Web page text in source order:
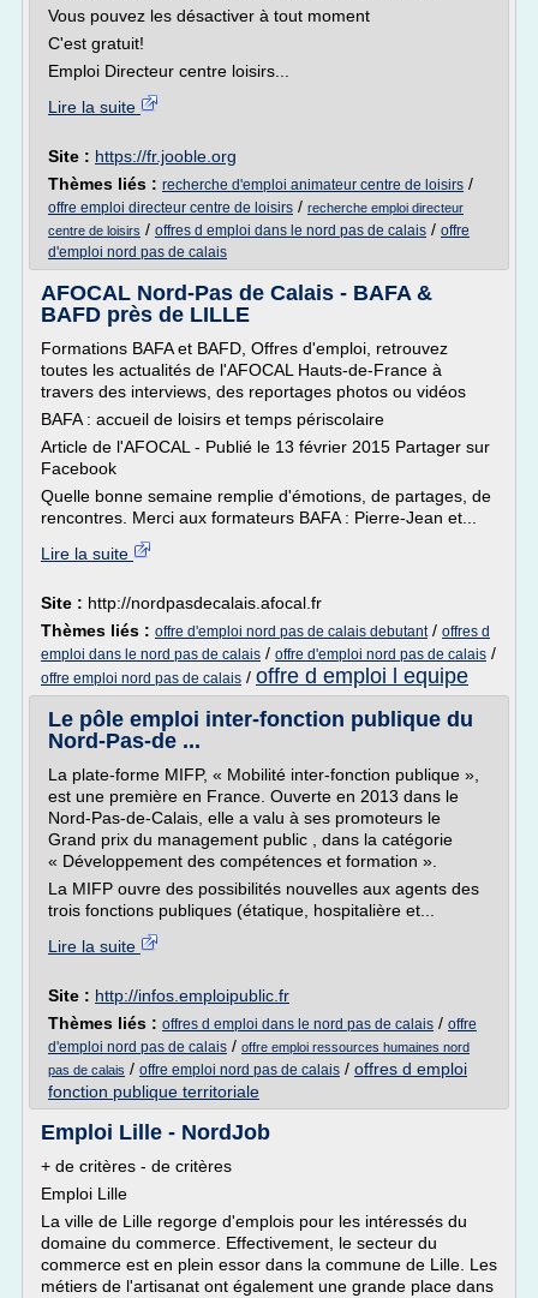
Vous pouvez les désactiver à tout moment
C'est gratuit!
Emploi Directeur centre loisirs...
Lire la suite
Site : https://fr.jooble.org
Thèmes liés : recherche d'emploi animateur centre de loisirs /
offre emploi directeur centre de loisirs / recherche emploi directeur
centre de loisirs / offres d emploi dans le nord pas de calais / offre
d'emploi nord pas de calais
AFOCAL Nord-Pas de Calais - BAFA &
BAFD près de LILLE
Formations BAFA et BAFD, Offres d'emploi, retrouvez
toutes les actualités de l'AFOCAL Hauts-de-France à
travers des interviews, des reportages photos ou vidéos
BAFA : accueil de loisirs et temps périscolaire
Article de l'AFOCAL - Publié le 13 février 2015 Partager sur
Facebook
Quelle bonne semaine remplie d'émotions, de partages, de
rencontres. Merci aux formateurs BAFA : Pierre-Jean et...
Lire la suite
Site : http://nordpasdecalais.afocal.fr
Thèmes liés : offre d'emploi nord pas de calais debutant/ offres d
emploi dans le nord pas de calais / offre d'emploi nord pas de calais /
offre emploi nord pas de calais / offre d emploi l equipe
Le pôle emploi inter-fonction publique du
Nord-Pas-de ...
La plate-forme MIFP, « Mobilité inter-fonction publique »,
est une première en France. Ouverte en 2013 dans le
Nord-Pas-de-Calais, elle a valu à ses promoteurs le
Grand prix du management public , dans la catégorie
« Développement des compétences et formation ».
La MIFP ouvre des possibilités nouvelles aux agents des
trois fonctions publiques (étatique, hospitalière et...
Lire la suite
Site : http://infos.emploipublic.fr
Thèmes liés : offres d emploi dans le nord pas de calais / offre
d'emploi nord pas de calais / offre emploi ressources humaines nord
pas de calais / offre emploi nord pas de calais / offres d emploi
fonction publique territoriale
Emploi Lille - NordJob
+ de critères - de critères
Emploi Lille
La ville de Lille regorge d'emplois pour les intéressés du
domaine du commerce. Effectivement, le secteur du
commerce est en plein essor dans la commune de Lille. Les
métiers de l'artisanat ont également une grande place dans